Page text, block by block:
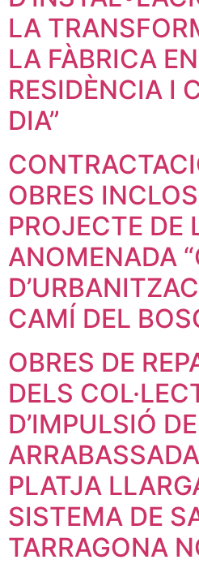
LA
LA FÀBRICA EN
RESIDÈNCIA I
DIA”
OBRES
PROJECTE DE
ANOMENADA
CAMÍ DEL
OBRES DE
DELS
D’IMPULSIÓ
PLATJA
SISTEMA DE
TARRAGONA